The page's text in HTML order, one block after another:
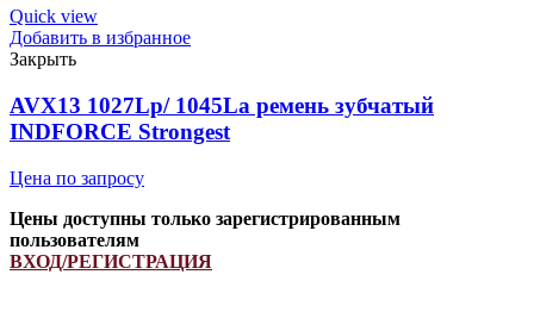
1605Li/
1650Lp
ремень
зубчатый
INDFORCE
Unlimit
Kevlar
Quick view
Добавить в избранное
Закрыть
AVX13 1027Lp/ 1045La ремень зубчатый
INDFORCE Strongest
Цена по запросу
Цены доступны только зарегистрированным
пользователям
ВХОД/РЕГИСТРАЦИЯ